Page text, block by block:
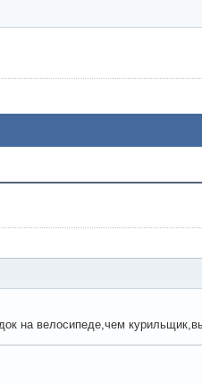
на велосипеде,чем